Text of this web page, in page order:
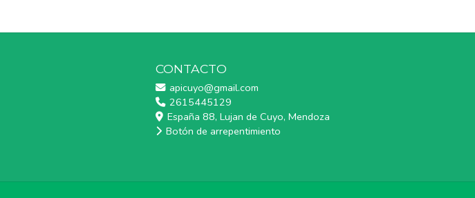
CONTACTO
apicuyo@gmail.com
2615445129
España 88, Lujan de Cuyo, Mendoza
Botón de arrepentimiento